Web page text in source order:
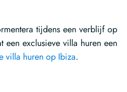
tijdens een verblijf op
exclusieve villa huren een
villa huren op Ibiza.